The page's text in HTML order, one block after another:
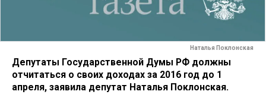
Наталья Поклонская
Депутаты Государственной Думы РФ должны
отчитаться о своих доходах за 2016 год до 1
апреля, заявила депутат Наталья Поклонская.